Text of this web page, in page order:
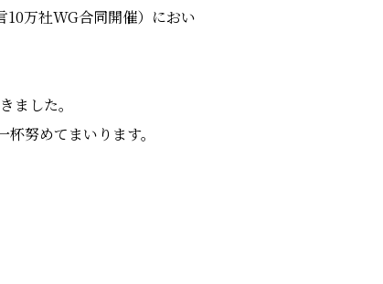
万社WG合同開催）におい
ました。
努めてまいります。